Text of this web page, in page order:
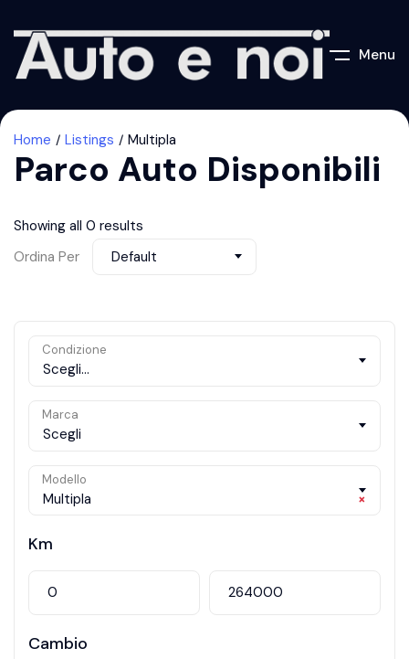
Menu
Home Listings Multipla
Parco Auto Disponibili
Showing all 0 results
Ordina Per
Default
Condizione
Scegli...
Marca
Scegli
Modello
×
Multipla
Km
Cambio